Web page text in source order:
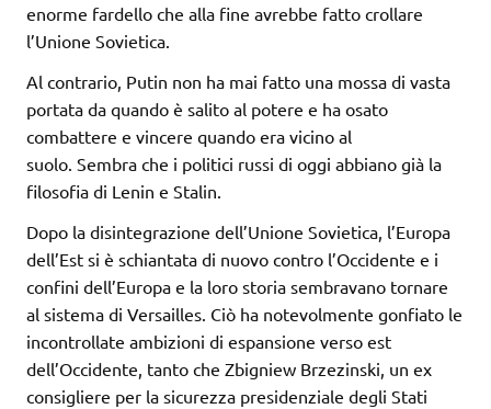
enorme fardello che alla fine avrebbe fatto crollare
l’Unione Sovietica.
Al contrario, Putin non ha mai fatto una mossa di vasta
portata da quando è salito al potere e ha osato
combattere e vincere quando era vicino al
suolo. Sembra che i politici russi di oggi abbiano già la
filosofia di Lenin e Stalin.
Dopo la disintegrazione dell’Unione Sovietica, l’Europa
dell’Est si è schiantata di nuovo contro l’Occidente e i
confini dell’Europa e la loro storia sembravano tornare
al sistema di Versailles. Ciò ha notevolmente gonfiato le
incontrollate ambizioni di espansione verso est
dell’Occidente, tanto che Zbigniew Brzezinski, un ex
consigliere per la sicurezza presidenziale degli Stati